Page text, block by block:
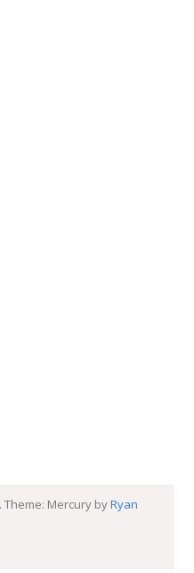
Theme: Mercury byRyan